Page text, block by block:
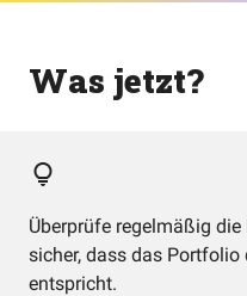
Was jetzt?
Überprüfe regelmäßig
sicher, dass das
entspricht.